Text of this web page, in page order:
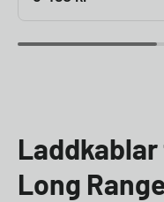
Laddkablar
Long